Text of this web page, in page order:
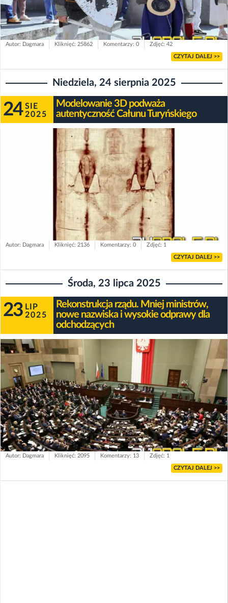
Autor: Dagmara Kliknięć: 25862 Komentarzy: 0 Zdjęć: 42
CZYTAJ DALEJ >>
Niedziela, 24 sierpnia 2025
24 SIE
2025
Modelowanie 3D podważa
autentyczność Całunu Turyńskiego
Autor: Dagmara Kliknięć: 2136 Komentarzy: 0 Zdjęć: 1
CZYTAJ DALEJ >>
Środa, 23 lipca 2025
23 LIP
2025
Rekonstrukcja rządu. Mniej ministrów,
nowe nazwiska i wysokie odprawy dla
odchodzących
Autor: Dagmara Kliknięć: 2095 Komentarzy: 13 Zdjęć: 1
CZYTAJ DALEJ >>